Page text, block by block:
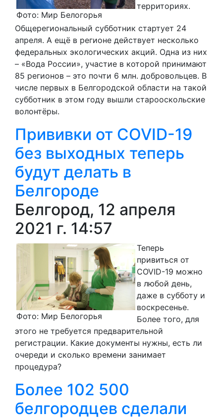
Фото: Мир Белогорья
территориях.
Общерегиональный субботник стартует 24
апреля. А ещё в регионе действует несколько
федеральных экологических акций. Одна из них
– «Вода России», участие в которой принимают
85 регионов – это почти 6 млн. добровольцев. В
числе первых в Белгородской области на такой
субботник в этом году вышли старооскольские
волонтёры.
Прививки от COVID-19
без выходных теперь
будут делать в
Белгороде
Белгород, 12 апреля
2021 г. 14:57
Фото: Мир Белогорья
Теперь
привиться от
COVID-19 можно
в любой день,
даже в субботу и
воскресенье.
Более того, для
этого не требуется предварительной
регистрации. Какие документы нужны, есть ли
очереди и сколько времени занимает
процедура?
Более 102 500
белгородцев сделали